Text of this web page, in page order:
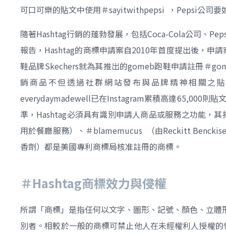
可口可樂的貼文中使用＃sayitwithpepsi ，Pepsi公司要
隨著Hashtag行銷的蓬勃發展，包括Coca-Cola公司、
報告，Hashtag的商標申請案自2010年首度提出後，申
鞋品牌Skechers就為其推出的gomeb跑鞋申請註冊＃
銷商品不但透過社群網站發布與品牌精神相關之
everydaymadewell已在Instagram累積高達65,000則貼
準，Hashtag必須具有識別申請人商品或服務之功能，
用於餐廳服務）、＃blamemucus （由Reckitt
香劑）都是美國專利商標局核准註冊的商標。
＃Hashtag商標效力與侵權
所謂「商標」是指任何以文字、圖形、記號、顏色、立
別者。相較於一般的商標可禁止他人在未經權利人授權